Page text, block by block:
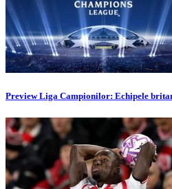
Preview Liga Campionilor: Echipele